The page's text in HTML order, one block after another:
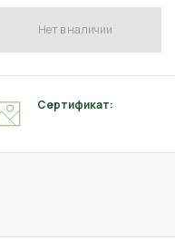
Нет в наличии
Сертификат: